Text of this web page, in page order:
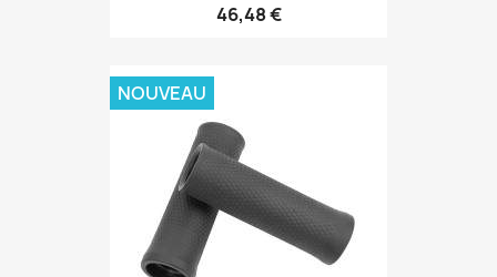
46,48 €
NOUVEAU